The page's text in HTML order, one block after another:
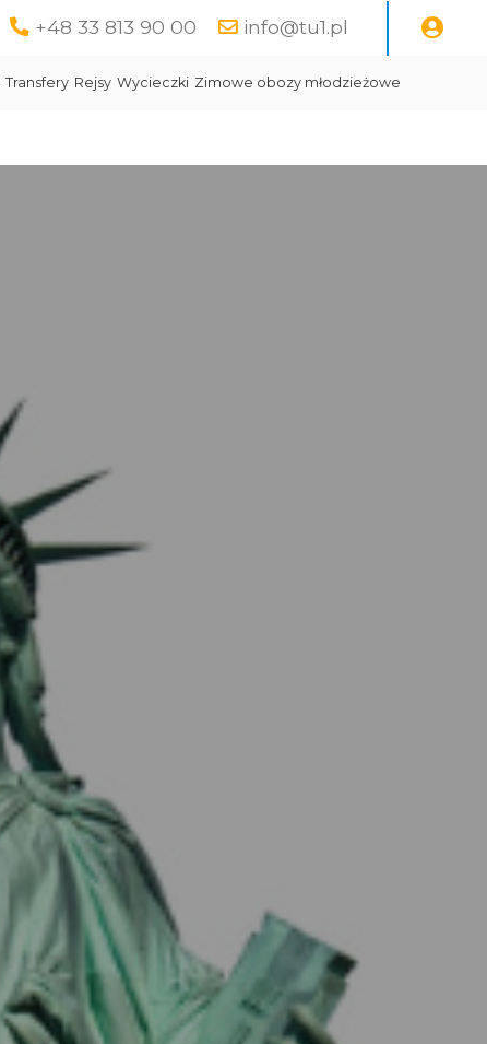
+48 33 813 90 00 info@tu1.pl
Transfery Rejsy Wycieczki Zimowe obozy młodzieżowe